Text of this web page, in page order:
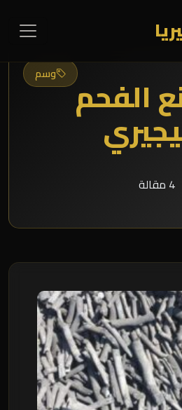
وسم الفحم
4 مقالة